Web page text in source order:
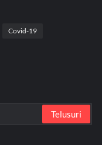
Covid-19